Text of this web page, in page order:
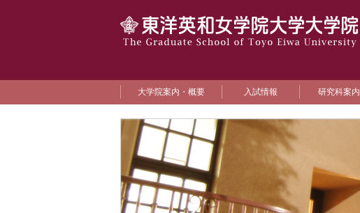
大学院案内・概要 入試情報 研究科案内